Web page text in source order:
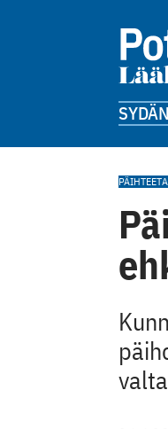
SYDÄN
PÄIHTEET